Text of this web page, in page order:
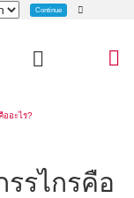
Continue
ออะไร?
รไกรคือ